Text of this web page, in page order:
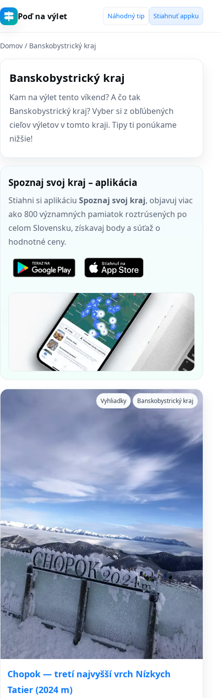
Poď na výlet Náhodný tip Stiahnuť appku
Domov / Banskobystrický kraj
Banskobystrický kraj
Kam na výlet tento víkend? A čo tak
Banskobystrický kraj? Vyber si z obľúbených
cieľov výletov v tomto kraji. Tipy ti ponúkame
nižšie!
Spoznaj svoj kraj – aplikácia
Stiahni si aplikáciu Spoznaj svoj kraj, objavuj viac
ako 800 významných pamiatok roztrúsených po
celom Slovensku, získavaj body a súťaž o
hodnotné ceny.
Chopok — tretí najvyšší vrch Nízkych
Tatier (2024 m)
Vyhliadky Banskobystrický kraj